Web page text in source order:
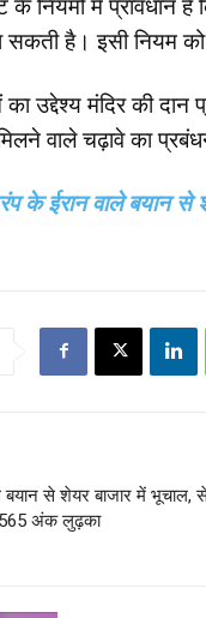
नियमों में प्रावधान है
जा सकती है। इसी
उद्देश्य मंदिर की दान
वाले चढ़ावे का
के ईरान वाले बयान
बयान से शेयर बाजार में भूचाल,
अंक लुढ़का